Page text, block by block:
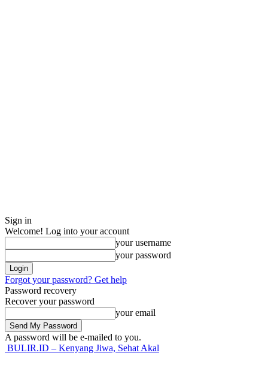
Sign in
Welcome! Log into your account
your username
your password
Forgot your password? Get help
Password recovery
Recover your password
your email
A password will be e-mailed to you.
BULIR.ID – Kenyang Jiwa, Sehat Akal